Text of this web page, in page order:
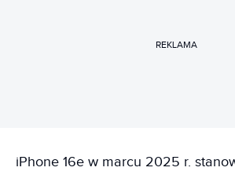
REKLAMA
iPhone 16e w marcu 2025 r.